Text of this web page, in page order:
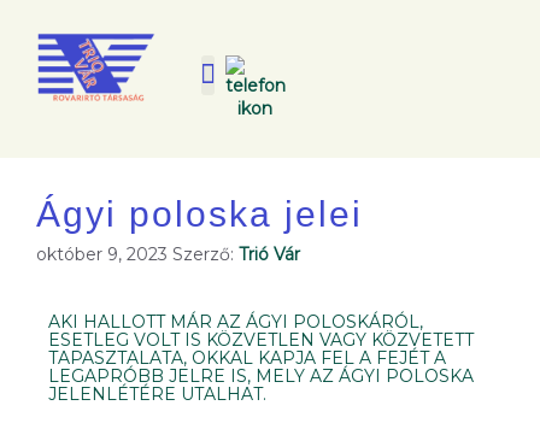
Ágyi poloska jelei
október 9, 2023 Szerző: Trió Vár
AKI HALLOTT MÁR AZ ÁGYI POLOSKÁRÓL,
ESETLEG VOLT IS KÖZVETLEN VAGY KÖZVETETT
TAPASZTALATA, OKKAL KAPJA FEL A FEJÉT A
LEGAPRÓBB JELRE IS, MELY AZ ÁGYI POLOSKA
JELENLÉTÉRE UTALHAT.